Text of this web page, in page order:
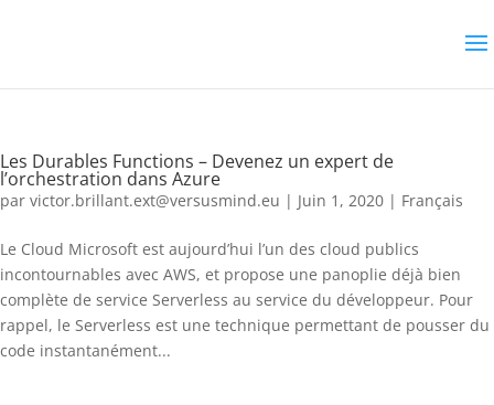
Les Durables Functions – Devenez un expert de
l’orchestration dans Azure
par victor.brillant.ext@versusmind.eu | Juin 1, 2020 | Français
Le Cloud Microsoft est aujourd’hui l’un des cloud publics
incontournables avec AWS, et propose une panoplie déjà bien
complète de service Serverless au service du développeur. Pour
rappel, le Serverless est une technique permettant de pousser du
code instantanément...